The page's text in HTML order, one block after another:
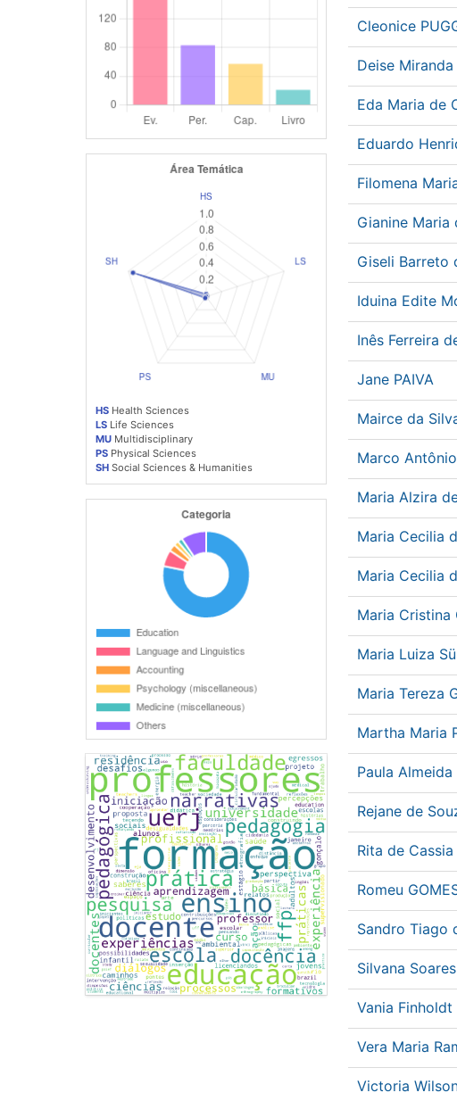
HS Health Sciences
LS Life Sciences
MU Multidisciplinary
PS Physical Sciences
SH Social Sciences & Humanities
Cleonice
Deise
Eda Maria de
Eduardo
Filomena
Gianine Maria
Giseli Barreto
Iduina Edite
Inês Ferreira
Jane PAIVA
Mairce da
Marco
Maria Alzira
Maria Cecilia
Maria Cecilia
Maria Cristina
Maria Luiza
Maria Tereza
Martha Maria
Paula Almeida
Rejane de
Rita de
Romeu
Sandro Tiago
Silvana
Vania Finholdt
Vera Maria
Victoria